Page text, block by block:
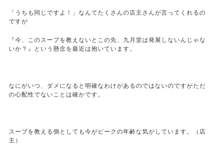
「うちも同じですよ！」なんてたくさんの店主さんが言ってくれるの
ですが
『今、このスープを教えないとこの先、九月堂は発展しないんじゃな
いか？』という懸念を最近は抱いています。
なにがいつ、ダメになると明確なわけがあるのではないのですがただ
の心配性でないことは確かです。
スープを教える側としても今がピークの年齢な気がしています。（店
主）